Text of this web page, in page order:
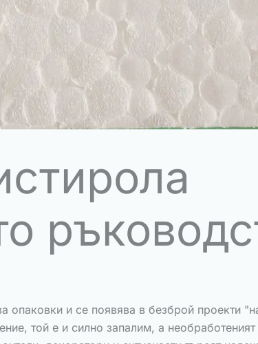
опаковки и се появява в безброй проекти
той е и силно запалим, а необработеният